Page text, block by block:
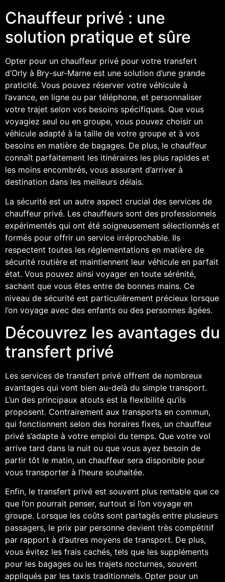
Chauffeur privé : une
solution pratique et sûre
Opter pour un chauffeur privé pour votre transfert
d’Orly à Bry-sur-Marne est une solution d’une grande
praticité. Vous pouvez réserver votre véhicule à
l’avance, en ligne ou par téléphone, et personnaliser
votre trajet selon vos besoins spécifiques. Que vous
voyagiez seul ou en groupe, vous pouvez choisir un
véhicule adapté à la taille de votre groupe et à vos
besoins en matière de bagages. De plus, le chauffeur
connaît parfaitement les itinéraires les plus rapides et
les moins encombrés, vous assurant d’arriver à
destination dans les meilleurs délais.
La sécurité est un autre aspect crucial des services de
chauffeur privé. Les chauffeurs sont des professionnels
expérimentés qui ont été soigneusement sélectionnés et
formés pour offrir un service irréprochable. Ils
respectent toutes les réglementations en matière de
sécurité routière et maintiennent leur véhicule en parfait
état. Vous pouvez ainsi voyager en toute sérénité,
sachant que vous êtes entre de bonnes mains. Ce
niveau de sécurité est particulièrement précieux lorsque
l’on voyage avec des enfants ou des personnes âgées.
Découvrez les avantages du
transfert privé
Les services de transfert privé offrent de nombreux
avantages qui vont bien au-delà du simple transport.
L’un des principaux atouts est la flexibilité qu’ils
proposent. Contrairement aux transports en commun,
qui fonctionnent selon des horaires fixes, un chauffeur
privé s’adapte à votre emploi du temps. Que votre vol
arrive tard dans la nuit ou que vous ayez besoin de
partir tôt le matin, un chauffeur sera disponible pour
vous transporter à l’heure souhaitée.
Enfin, le transfert privé est souvent plus rentable que ce
que l’on pourrait penser, surtout si l’on voyage en
groupe. Lorsque les coûts sont partagés entre plusieurs
passagers, le prix par personne devient très compétitif
par rapport à d’autres moyens de transport. De plus,
vous évitez les frais cachés, tels que les suppléments
pour les bagages ou les trajets nocturnes, souvent
appliqués par les taxis traditionnels. Opter pour un